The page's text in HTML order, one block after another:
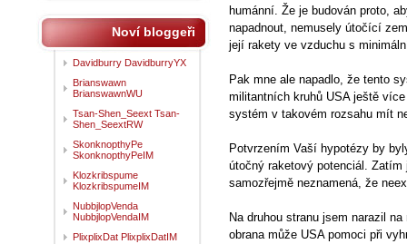
humánní. Že je budován proto,
napadnout, nemusely útočící
její rakety ve vzduchu s
Pak mne ale napadlo, že tento
militantních kruhů USA ještě
systém v takovém rozsahu mít
Potvrzením Vaší hypotézy by
útočný raketový potenciál.
samozřejmě neznamená, že
Na druhou stranu jsem narazil
obrana může USA pomoci při
Noví bloggeři
Davidburry DavidburryYX
Brianswawn
BrianswawnWU
Tsan-Shen_Seext Tsan-
Shen_SeextRW
SkonknopthyPe
SkonknopthyPeIM
Klozkribspume
KlozkribspumeIM
NubbjlopVenda
NubbjlopVendaIM
PlixplixDat PlixplixDatIM